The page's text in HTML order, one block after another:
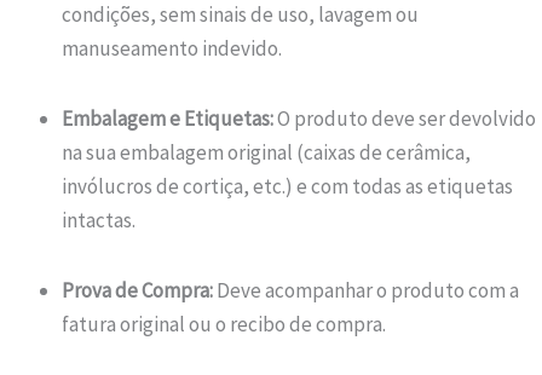
condições, sem sinais de uso, lavagem ou
manuseamento indevido.
Embalagem e Etiquetas:O produto deve ser devolvido
na sua embalagem original (caixas de cerâmica,
invólucros de cortiça, etc.) e com todas as etiquetas
intactas.
Prova de Compra:Deve acompanhar o produto com a
fatura original ou o recibo de compra.